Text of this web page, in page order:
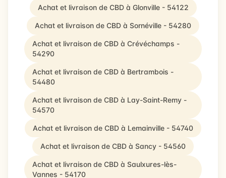
Achat et livraison de CBD à Glonville - 54122
Achat et livraison de CBD à Sornéville - 54280
Achat et livraison de CBD à Crévéchamps -
54290
Achat et livraison de CBD à Bertrambois -
54480
Achat et livraison de CBD à Lay-Saint-Remy -
54570
Achat et livraison de CBD à Lemainville - 54740
Achat et livraison de CBD à Sancy - 54560
Achat et livraison de CBD à Saulxures-lès-
Vannes - 54170